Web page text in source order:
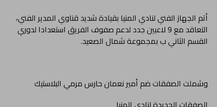
أتم الجهاز الفني لنادي المنيا بقيادة شديد قناوي المدير الفني،
التعاقد مع 9 لاعبين جدد لدعم صفوف الفريق استعدادا لدوري
القسم الثاني ب بمجموعة شمال الصعيد.
وشملت الصفقات ضم أمير نعمان حارس مرمي البلاستيك